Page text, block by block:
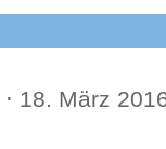
⋅ 18. März